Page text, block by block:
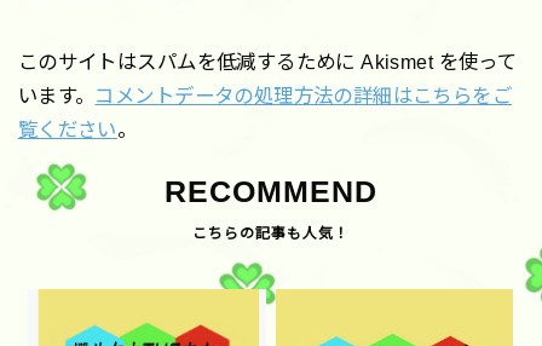
このサイトはスパムを低減するために Akismet を使って
います。 コメントデータの処理方法の詳細はこちらをご
覧ください。
RECOMMEND